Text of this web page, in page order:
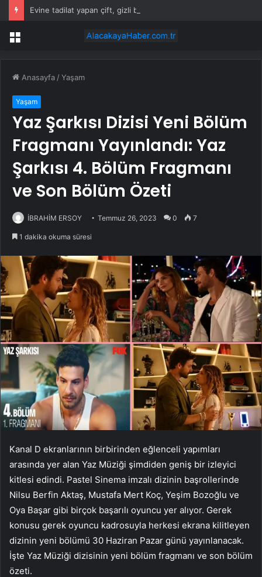
Menü
Anasayfa /Yaşam
Yaşam
Yaz Şarkısı Dizisi Yeni Bölüm
Fragmanı Yayınlandı: Yaz
Şarkısı 4. Bölüm Fragmanı
ve Son Bölüm Özeti
İBRAHİM ERSOY Temmuz 26, 2023 0 7
1 dakika okuma süresi
Kanal D ekranlarının birbirinden eğlenceli yapımları
arasında yer alan Yaz Müziği şimdiden geniş bir izleyici
kitlesi edindi. Pastel Sinema imzalı dizinin başrollerinde
Nilsu Berfin Aktaş, Mustafa Mert Koç, Yeşim Bozoğlu ve
Oya Başar gibi birçok başarılı oyuncu yer alıyor. Gerek
konusu gerek oyuncu kadrosuyla herkesi ekrana kilitleyen
dizinin yeni bölümü 30 Haziran Pazar günü yayınlanacak.
İşte Yaz Müziği dizisinin yeni bölüm fragmanı ve son bölüm
özeti.